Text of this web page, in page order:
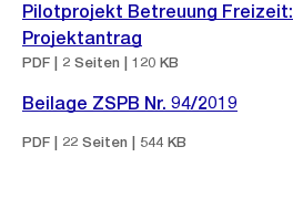
Pilotprojekt Betreuung Freizeit:
Projektantrag
PDF | 2 Seiten | 120 KB
Beilage ZSPB Nr. 94/2019
PDF | 22 Seiten | 544 KB